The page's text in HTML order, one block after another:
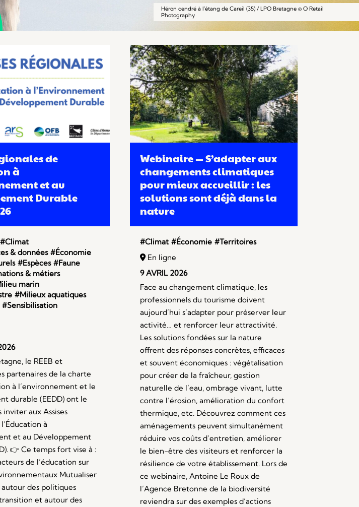
Héron cendré à l'étang de Careil (35) / LPO Bretagne © O Retail
Photography
de
à
et au
Durable
#Climat
& données #Économie
#Espèces #Faune
& métiers
marin
#Milieux aquatiques
#Sensibilisation
le REEB et
partenaires de la charte
à l’environnement et le
durable (EEDD) ont le
inviter aux Assises
à
et au Développement
👉 Ce temps fort vise à :
de l’éducation sur
Mutualiser
autour des politiques
et autour des
Webinaire — S’adapter aux
changements climatiques
pour mieux accueillir : les
solutions sont déjà dans la
nature
#Climat #Économie #Territoires
En ligne
9 AVRIL 2026
Face au changement climatique, les
professionnels du tourisme doivent
aujourd’hui s’adapter pour préserver leur
activité… et renforcer leur attractivité.
Les solutions fondées sur la nature
offrent des réponses concrètes, efficaces
et souvent économiques : végétalisation
pour créer de la fraîcheur, gestion
naturelle de l’eau, ombrage vivant, lutte
contre l’érosion, amélioration du confort
thermique, etc. Découvrez comment ces
aménagements peuvent simultanément
réduire vos coûts d’entretien, améliorer
le bien-être des visiteurs et renforcer la
résilience de votre établissement. Lors de
ce webinaire, Antoine Le Roux de
l’Agence Bretonne de la biodiversité
reviendra sur des exemples d’actions